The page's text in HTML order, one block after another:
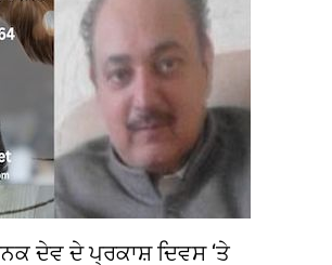
ਦੇਵ ਦੇ ਪ੍ਰਕਾਸ਼ ਦਿਵਸ ‘ਤੇ